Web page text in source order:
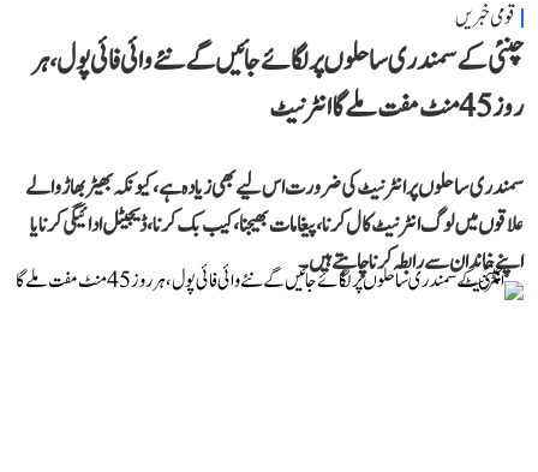
قومی خبریں
چنئی کے سمندری ساحلوں پر لگائے جائیں گے نئے وائی فائی پول، ہر
روز 45 منٹ مفت ملے گا انٹرنیٹ
سمندری ساحلوں پر انٹرنیٹ کی ضرورت اس لیے بھی زیادہ ہے، کیونکہ بھیڑ بھاڑ والے
علاقوں میں لوگ انٹرنیٹ کال کرنا، پیغامات بھیجنا، کیب بک کرنا، ڈیجیٹل ادائیگی کرنا یا
اپنے خاندان سے رابطہ کرنا چاہتے ہیں۔